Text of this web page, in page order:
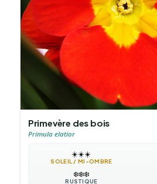
Primevère des bois
Primula elatior
☀️☀️☀️
SOLEIL / MI-OMBRE
❄️❄️❄️
RUSTIQUE